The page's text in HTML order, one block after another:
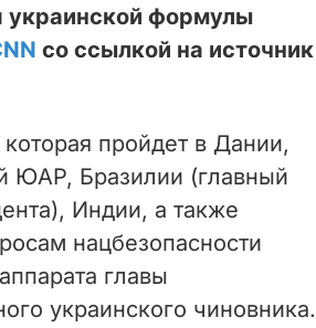
украинской формулы
со ссылкой на источник
которая пройдет в Дании,
ЮАР, Бразилии (главный
Индии, а также
нацбезопасности
главы
украинского чиновника.